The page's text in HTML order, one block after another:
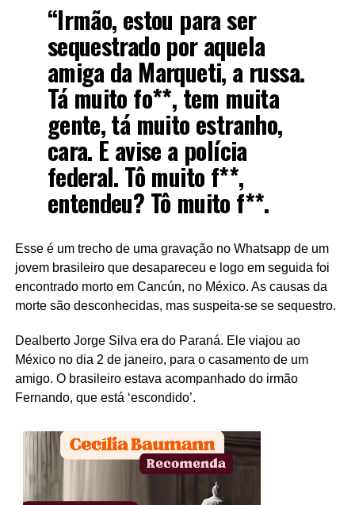
“Irmão, estou para ser
sequestrado por aquela
amiga da Marqueti, a russa.
Tá muito fo**, tem muita
gente, tá muito estranho,
cara. E avise a polícia
federal. Tô muito f**,
entendeu? Tô muito f**.
Esse é um trecho de uma gravação no Whatsapp de um
jovem brasileiro que desapareceu e logo em seguida foi
encontrado morto em Cancún, no México. As causas da
morte são desconhecidas, mas suspeita-se se sequestro.
Dealberto Jorge Silva era do Paraná. Ele viajou ao
México no dia 2 de janeiro, para o casamento de um
amigo. O brasileiro estava acompanhado do irmão
Fernando, que está ‘escondido’.